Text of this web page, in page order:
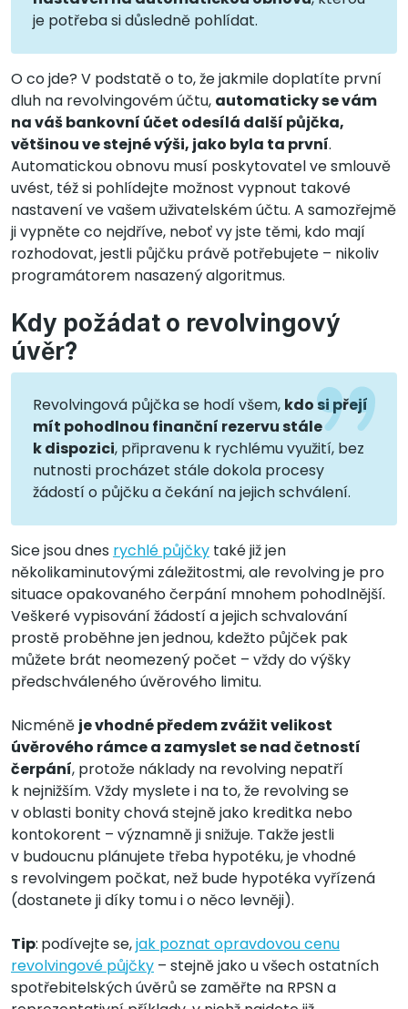
je potřeba si důsledně pohlídat.
O co jde? V podstatě o to, že jakmile doplatíte první
dluh na revolvingovém účtu, automaticky se vám
na váš bankovní účet odesílá další půjčka,
většinou ve stejné výši, jako byla ta první.
Automatickou obnovu musí poskytovatel ve smlouvě
uvést, též si pohlídejte možnost vypnout takové
nastavení ve vašem uživatelském účtu. A samozřejmě
ji vypněte co nejdříve, neboť vy jste těmi, kdo mají
rozhodovat, jestli půjčku právě potřebujete – nikoliv
programátorem nasazený algoritmus.
Kdy požádat o revolvingový
úvěr?
Revolvingová půjčka se hodí všem, kdo si přejí
mít pohodlnou finanční rezervu stále
k dispozici, připravenu k rychlému využití, bez
nutnosti procházet stále dokola procesy
žádostí o půjčku a čekání na jejich schválení.
Sice jsou dnes rychlé půjčky také již jen
několikaminutovými záležitostmi, ale revolving je pro
situace opakovaného čerpání mnohem pohodlnější.
Veškeré vypisování žádostí a jejich schvalování
prostě proběhne jen jednou, kdežto půjček pak
můžete brát neomezený počet – vždy do výšky
předschváleného úvěrového limitu.
Nicméně je vhodné předem zvážit velikost
úvěrového rámce a zamyslet se nad četností
čerpání, protože náklady na revolving nepatří
k nejnižším. Vždy myslete i na to, že revolving se
v oblasti bonity chová stejně jako kreditka nebo
kontokorent – významně ji snižuje. Takže jestli
v budoucnu plánujete třeba hypotéku, je vhodné
s revolvingem počkat, než bude hypotéka vyřízená
(dostanete ji díky tomu i o něco levněji).
Tip: podívejte se,jak poznat opravdovou cenu
revolvingové půjčky – stejně jako u všech ostatních
spotřebitelských úvěrů se zaměřte na RPSN a